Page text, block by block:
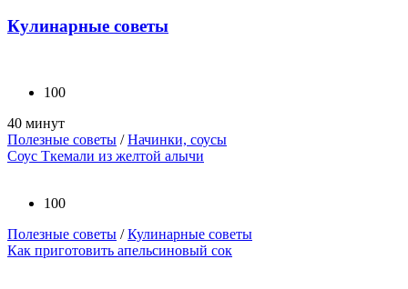
Кулинарные советы
100
40 минут
Полезные советы /Начинки, соусы
Соус Ткемали из желтой алычи
100
Полезные советы /Кулинарные советы
Как приготовить апельсиновый сок